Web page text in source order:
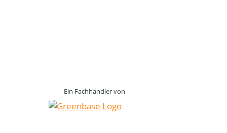
Ein Fachhändler von